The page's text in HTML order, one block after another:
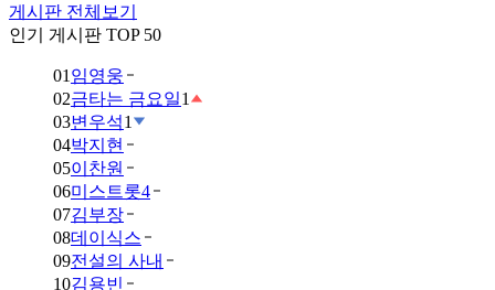
게시판 전체보기
인기 게시판 TOP 50
01 임영웅
02금타는 금요일1
03변우석1
04박지현
05이찬원
06미스트롯4
07김부장
08데이식스
09전설의 사내
10김용빈